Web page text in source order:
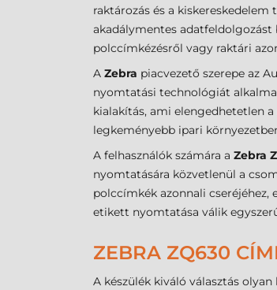
raktározás és a
akadálymentes
polccímkézésről vagy raktári
A Zebra piacvezető szerepe az
nyomtatási technológiát
kialakítás, ami elengedhetetlen
legkeményebb ipari
A felhasználók számára a Zebra
nyomtatására közvetlenül a
polccímkék azonnali cseréjéhez,
etikett nyomtatása válik
ZEBRA ZQ630
A készülék kiváló választás